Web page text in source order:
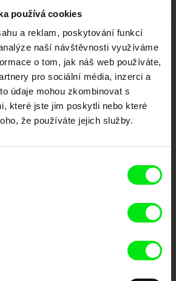
používá cookies
a reklam, poskytování funkcí
naší návštěvnosti využíváme
o tom, jak náš web používáte,
pro sociální média, inzerci a
údaje mohou zkombinovat s
které jste jim poskytli nebo které
že používáte jejich služby.
online
kino
festivalové filmy
každý týden
tvůrčí spolupráce 7 klíčových evropských
sdružených do Doc Alliance. Naším cílem je